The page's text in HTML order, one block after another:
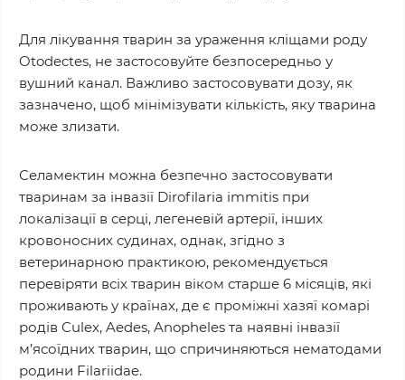
Для лікування тварин за ураження кліщами роду
Otodectes, не застосовуйте безпосередньо у
вушний канал. Важливо застосовувати дозу, як
зазначено, щоб мінімізувати кількість, яку тварина
може злизати.
Селамектин можна безпечно застосовувати
тваринам за інвазії Dirofilaria immitis при
локалізації в серці, легеневій артерії, інших
кровоносних судинах, однак, згідно з
ветеринарною практикою, рекомендується
перевіряти всіх тварин віком старше 6 місяців, які
проживають у країнах, де є проміжні хазяї комарі
родів Culex, Aedes, Anopheles та наявні інвазії
м’ясоїдних тварин, що спричиняються нематодами
родини Filariidae.